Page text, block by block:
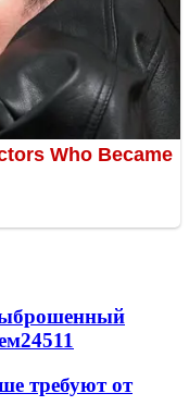
24511
требуют от